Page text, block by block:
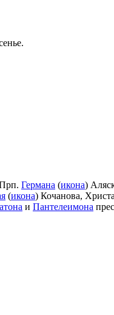
Германа (икона)
(икона) Кочанова,
и Пантелеимона